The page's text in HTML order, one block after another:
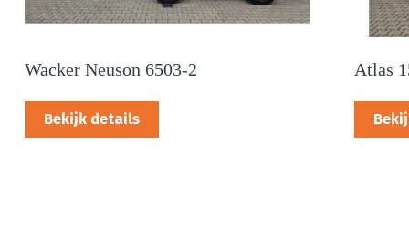
Wacker Neuson 6503-2
Bekijk details
Atlas